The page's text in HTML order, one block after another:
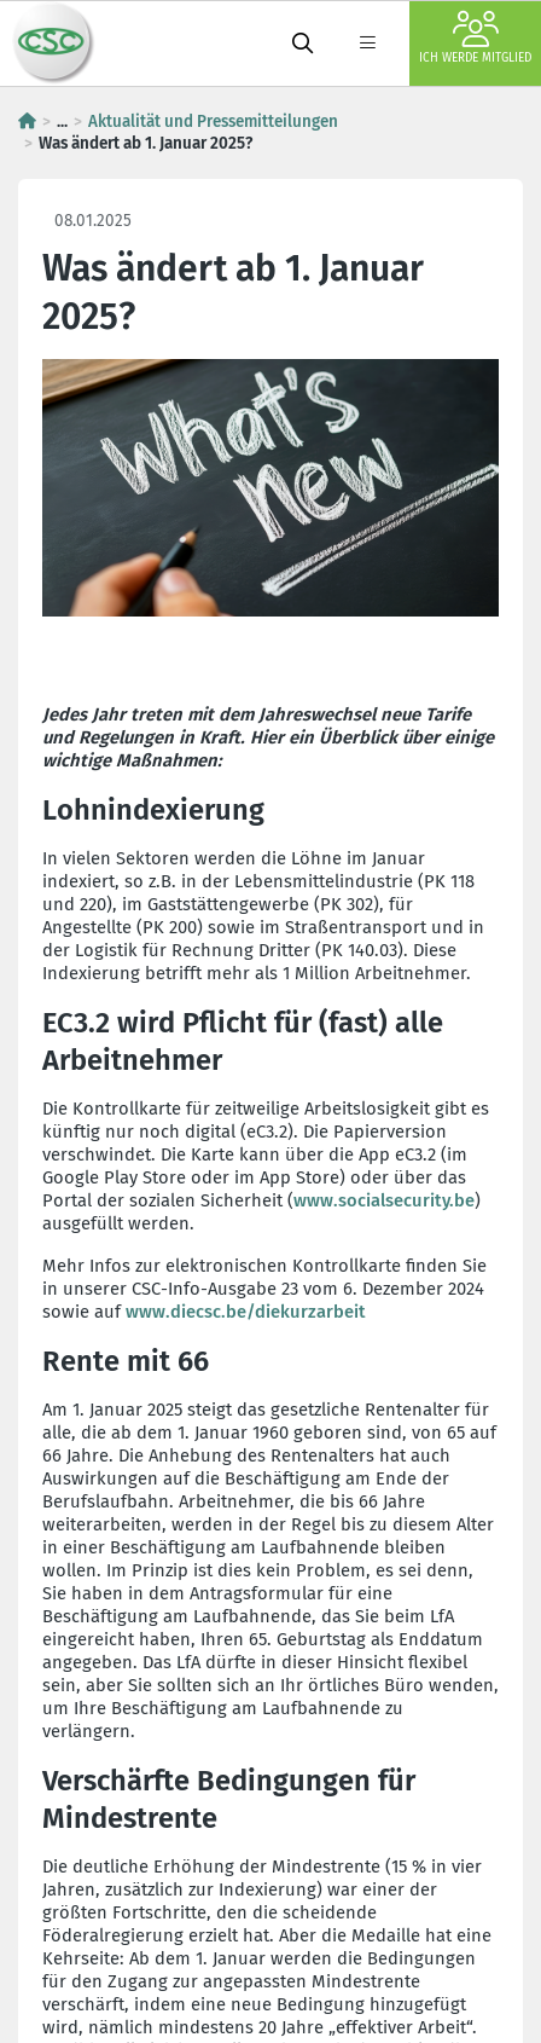
ICH WERDE MITGLIED
...
Aktualität und Pressemitteilungen
Was ändert ab 1. Januar 2025?
08.01.2025
Was ändert ab 1. Januar
2025?
Jedes Jahr treten mit dem Jahreswechsel neue Tarife
und Regelungen in Kraft. Hier ein Überblick über einige
wichtige Maßnahmen:
Lohnindexierung
In vielen Sektoren werden die Löhne im Januar
indexiert, so z.B. in der Lebensmittelindustrie (PK 118
und 220), im Gaststättengewerbe (PK 302), für
Angestellte (PK 200) sowie im Straßentransport und in
der Logistik für Rechnung Dritter (PK 140.03). Diese
Indexierung betrifft mehr als 1 Million Arbeitnehmer.
EC3.2 wird Pflicht für (fast) alle
Arbeitnehmer
Die Kontrollkarte für zeitweilige Arbeitslosigkeit gibt es
künftig nur noch digital (eC3.2). Die Papierversion
verschwindet. Die Karte kann über die App eC3.2 (im
Google Play Store oder im App Store) oder über das
Portal der sozialen Sicherheit (www.socialsecurity.be)
ausgefüllt werden.
Mehr Infos zur elektronischen Kontrollkarte finden Sie
in unserer CSC-Info-Ausgabe 23 vom 6. Dezember 2024
sowie aufwww.diecsc.be/diekurzarbeit
Rente mit 66
Am 1. Januar 2025 steigt das gesetzliche Rentenalter für
alle, die ab dem 1. Januar 1960 geboren sind, von 65 auf
66 Jahre. Die Anhebung des Rentenalters hat auch
Auswirkungen auf die Beschäftigung am Ende der
Berufslaufbahn. Arbeitnehmer, die bis 66 Jahre
weiterarbeiten, werden in der Regel bis zu diesem Alter
in einer Beschäftigung am Laufbahnende bleiben
wollen. Im Prinzip ist dies kein Problem, es sei denn,
Sie haben in dem Antragsformular für eine
Beschäftigung am Laufbahnende, das Sie beim LfA
eingereicht haben, Ihren 65. Geburtstag als Enddatum
angegeben. Das LfA dürfte in dieser Hinsicht flexibel
sein, aber Sie sollten sich an Ihr örtliches Büro wenden,
um Ihre Beschäftigung am Laufbahnende zu
verlängern.
Verschärfte Bedingungen für
Mindestrente
Die deutliche Erhöhung der Mindestrente (15 % in vier
Jahren, zusätzlich zur Indexierung) war einer der
größten Fortschritte, den die scheidende
Föderalregierung erzielt hat. Aber die Medaille hat eine
Kehrseite: Ab dem 1. Januar werden die Bedingungen
für den Zugang zur angepassten Mindestrente
verschärft, indem eine neue Bedingung hinzugefügt
wird, nämlich mindestens 20 Jahre „effektiver Arbeit“.